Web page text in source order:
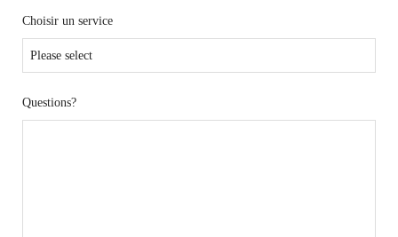
Choisir un service
Questions?